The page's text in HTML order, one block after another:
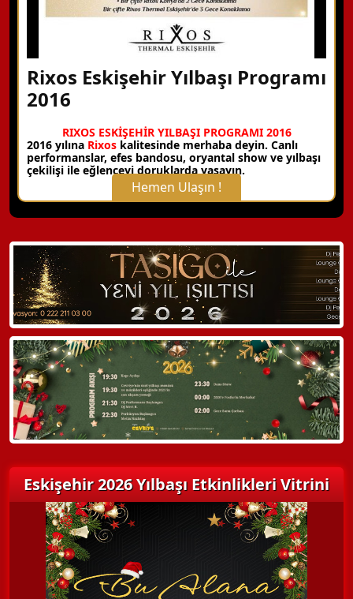
Rixos Eskişehir Yılbaşı Programı
2016
RIXOS ESKİŞEHİR YILBAŞI PROGRAMI 2016
2016 yılına Rixos kalitesinde merhaba deyin. Canlı
performanslar, efes bandosu, oryantal show ve yılbaşı
çekilişi ile eğlenceyi doruklarda yaşayın.
Hemen Ulaşın !
X Kapat
WhatsApp ile Bilgi Alın
Hemen Arayın
Detaylı Bilgi Alın
Eskişehir 2026 Yılbaşı Etkinlikleri Vitrini